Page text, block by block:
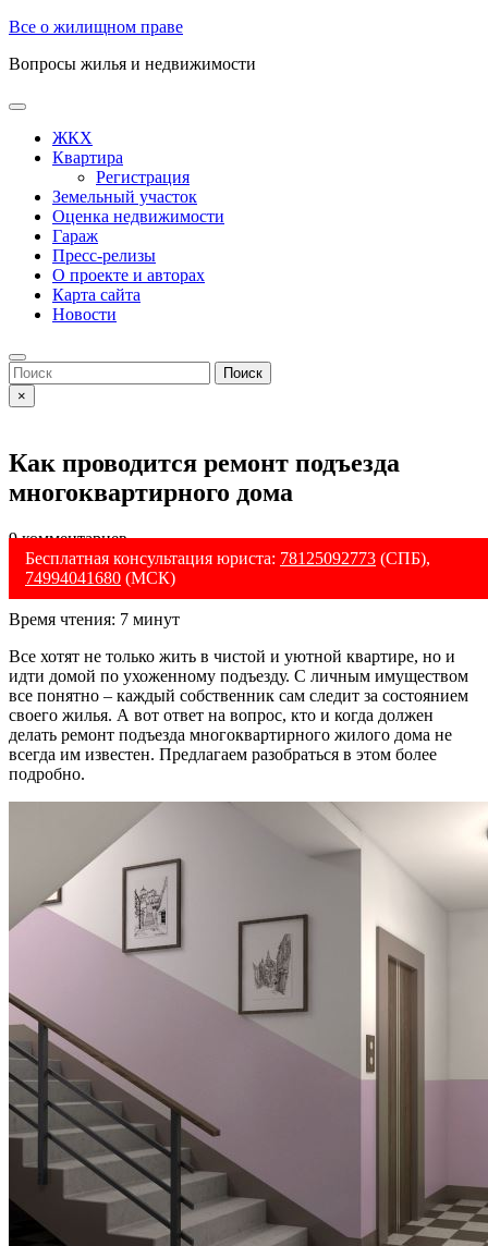
Skip
content
Все о жилищном праве
Вопросы жилья и недвижимости
Open
ButtonЖКХ
Квартира
Регистрация
Земельный участок
Оценка недвижимости
Гараж
Пресс-релизы
О проекте и авторах
Карта сайта
Новости
Close
Button
Search
for:
×
Как проводится ремонт подъезда
многоквартирного дома
9 комментариев
Бесплатная консультация юриста: 78125092773 (СПБ),
74994041680 (МСК)
Время чтения: 7 минут
Все хотят не только жить в чистой и уютной квартире, но и
идти домой по ухоженному подъезду. С личным имуществом
все понятно – каждый собственник сам следит за состоянием
своего жилья. А вот ответ на вопрос, кто и когда должен
делать ремонт подъезда многоквартирного жилого дома не
всегда им известен. Предлагаем разобраться в этом более
подробно.